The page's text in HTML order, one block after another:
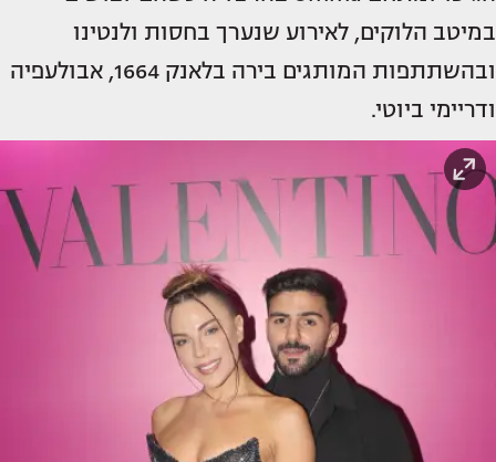
במיטב הלוקים, לאירוע שנערך בחסות ולנטינו
ובהשתתפות המותגים בירה בלאנק 1664, אבולעפיה
ודריימי ביוטי.